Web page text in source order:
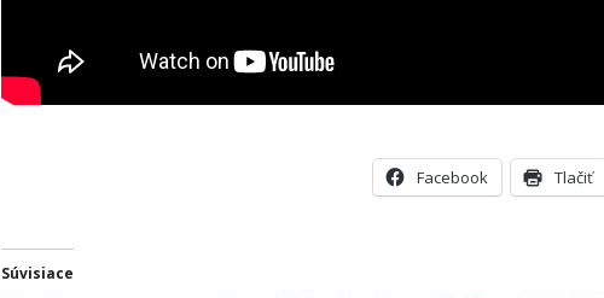
Facebook Tlačiť
Súvisiace